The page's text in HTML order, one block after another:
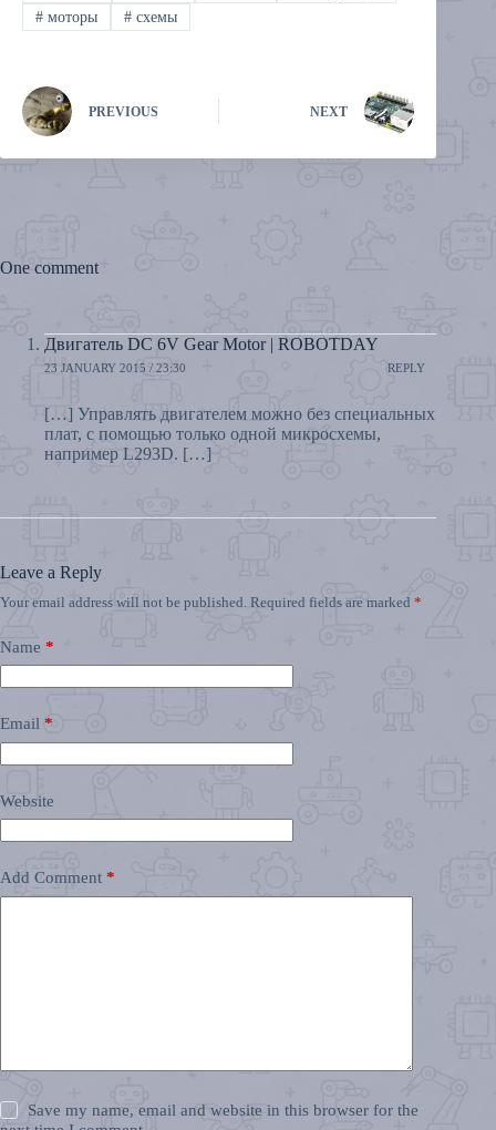
#моторы #схемы
PREVIOUS NEXT
One comment
Двигатель DC 6V Gear Motor | ROBOTDAY
23 JANUARY 2015 / 23:30 REPLY
[…] Управлять двигателем можно без специальных
плат, с помощью только одной микросхемы,
например L293D. […]
Leave a Reply
Your email address will not be published. Required fields are marked *
Name *
Email *
Website
Add Comment *
Save my name, email and website in this browser for the